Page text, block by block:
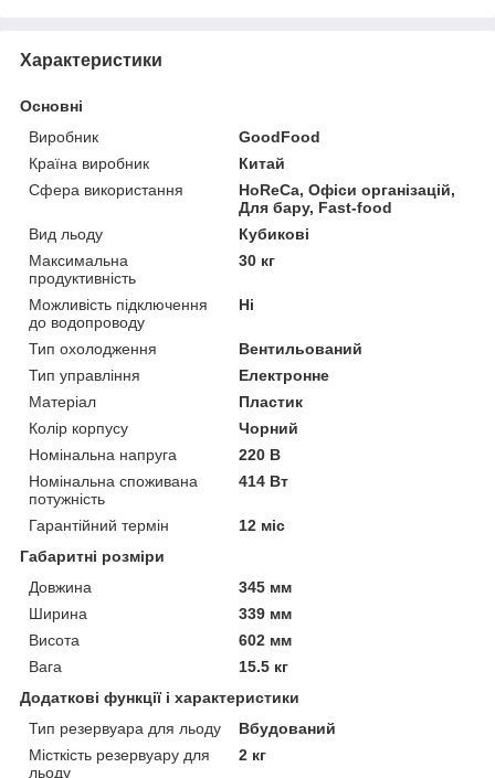
Характеристики
Основні
Виробник
GoodFood
Країна виробник
Китай
Сфера використання
HoReCa, Офіси організацій,
Для бару, Fast-food
Вид льоду
Кубикові
Максимальна
продуктивність
30 кг
Можливість підключення
до водопроводу
Ні
Тип охолодження
Вентильований
Тип управління
Електронне
Матеріал
Пластик
Колір корпусу
Чорний
Номінальна напруга
220 В
Номінальна споживана
потужність
414 Вт
Гарантійний термін
12 міс
Габаритні розміри
Довжина
345 мм
Ширина
339 мм
Висота
602 мм
Вага
15.5 кг
Додаткові функції і характеристики
Тип резервуара для льоду
Вбудований
Місткість резервуару для
льоду
2 кг